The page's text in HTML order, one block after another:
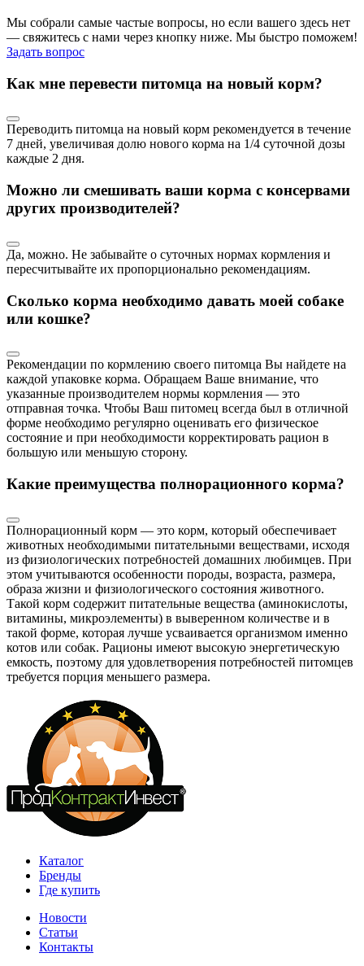
Мы собрали самые частые вопросы, но если вашего здесь нет
— свяжитесь с нами через кнопку ниже. Мы быстро поможем!
Задать вопрос
Как мне перевести питомца на новый корм?
Переводить питомца на новый корм рекомендуется в течение
7 дней, увеличивая долю нового корма на 1/4 суточной дозы
каждые 2 дня.
Можно ли смешивать ваши корма с консервами
других производителей?
Да, можно. Не забывайте о суточных нормах кормления и
пересчитывайте их пропорционально рекомендациям.
Сколько корма необходимо давать моей собаке
или кошке?
Рекомендации по кормлению своего питомца Вы найдете на
каждой упаковке корма. Обращаем Ваше внимание, что
указанные производителем нормы кормления — это
отправная точка. Чтобы Ваш питомец всегда был в отличной
форме необходимо регулярно оценивать его физическое
состояние и при необходимости корректировать рацион в
большую или меньшую сторону.
Какие преимущества полнорационного корма?
Полнорационный корм — это корм, который обеспечивает
животных необходимыми питательными веществами, исходя
из физиологических потребностей домашних любимцев. При
этом учитываются особенности породы, возраста, размера,
образа жизни и физиологического состояния животного.
Такой корм содержит питательные вещества (аминокислоты,
витамины, микроэлементы) в выверенном количестве и в
такой форме, которая лучше усваивается организмом именно
котов или собак. Рационы имеют высокую энергетическую
емкость, поэтому для удовлетворения потребностей питомцев
требуется порция меньшего размера.
Каталог
Бренды
Где купить
Новости
Статьи
Контакты